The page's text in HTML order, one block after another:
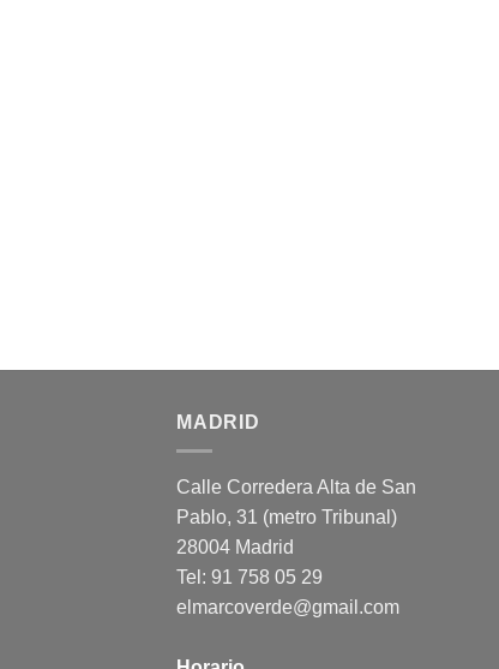
MADRID
Calle Corredera Alta de San
Pablo, 31 (metro Tribunal)
28004 Madrid
Tel: 91 758 05 29
elmarcoverde@gmail.com